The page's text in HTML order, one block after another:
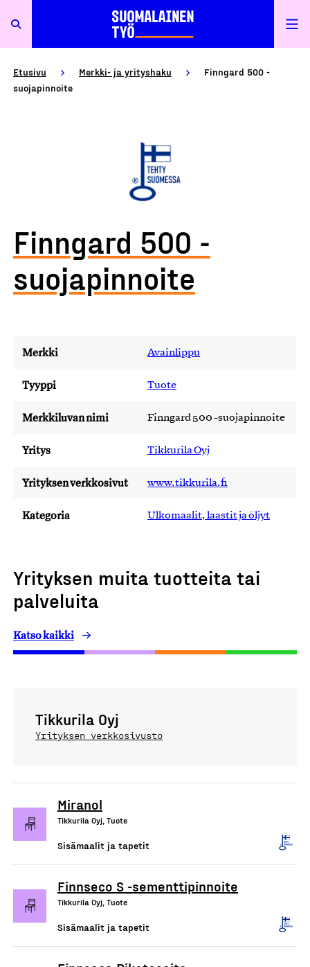
Etusivu Merkki- ja yrityshaku
Finngard 500 -
suojapinnoite
Finngard 500 -
suojapinnoite
Merkki Avainlippu
Tyyppi Tuote
Merkkiluvan nimi Finngard 500 -suojapinnoite
Yritys Tikkurila Oyj
Yrityksen verkkosivut www.tikkurila.fi
Kategoria Ulkomaalit, laastit ja öljyt
Yrityksen muita tuotteita tai
palveluita
Katso kaikki
Tikkurila Oyj
Yrityksen verkkosivusto
Miranol
Tikkurila Oyj, Tuote
Sisämaalit ja tapetit
Finnseco S -sementtipinnoite
Tikkurila Oyj, Tuote
Sisämaalit ja tapetit